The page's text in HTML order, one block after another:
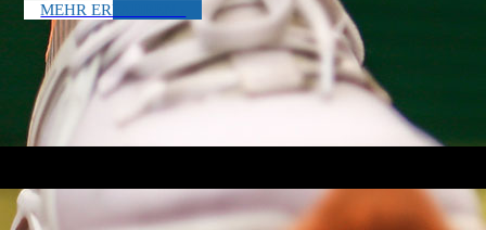
MEHR ERFAHREN ›